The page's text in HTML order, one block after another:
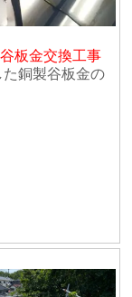
板金交換工事
銅製谷板金の